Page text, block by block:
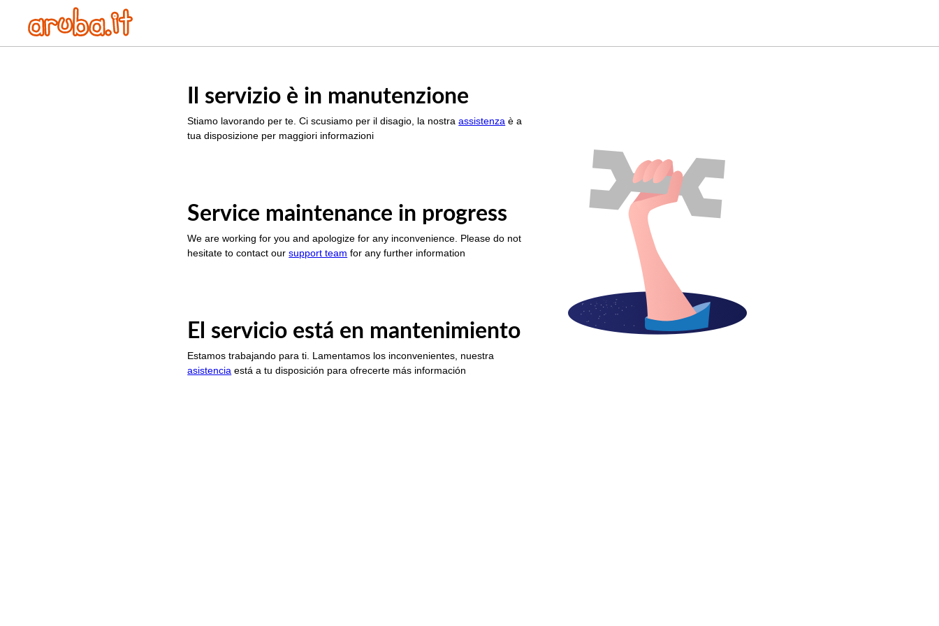
Il servizio è in manutenzione
Stiamo lavorando per te. Ci scusiamo per il disagio, la nostraassistenza è a
tua disposizione per maggiori informazioni
Service maintenance in progress
We are working for you and apologize for any inconvenience. Please do not
hesitate to contact oursupport team for any further information
El servicio está en mantenimiento
Estamos trabajando para ti. Lamentamos los inconvenientes, nuestra
asistencia está a tu disposición para ofrecerte más información